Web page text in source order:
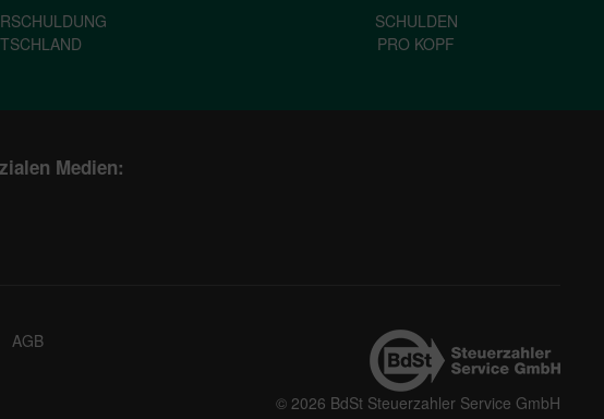
SCHULDEN
PRO KOPF
Medien:
AGB
© 2026 BdSt Steuerzahler Service GmbH